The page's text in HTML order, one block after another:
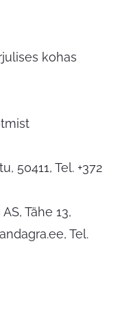
kohas
50411, Tel. +372
Tähe 13,
, Tel.